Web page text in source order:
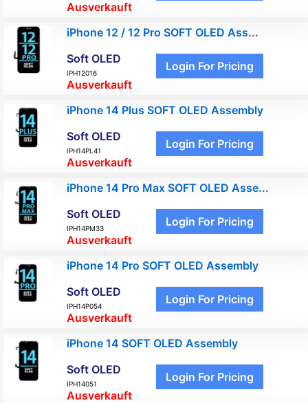
Ausverkauft
iPhone 12 / 12 Pro SOFT OLED Ass...
Soft OLED
IPH12016
Ausverkauft
Login For Pricing
iPhone 14 Plus SOFT OLED Assembly
Soft OLED
IPH14PL41
Ausverkauft
Login For Pricing
iPhone 14 Pro Max SOFT OLED Asse...
Soft OLED
IPH14PM33
Ausverkauft
Login For Pricing
iPhone 14 Pro SOFT OLED Assembly
Soft OLED
IPH14P054
Ausverkauft
Login For Pricing
iPhone 14 SOFT OLED Assembly
Soft OLED
IPH14051
Ausverkauft
Login For Pricing